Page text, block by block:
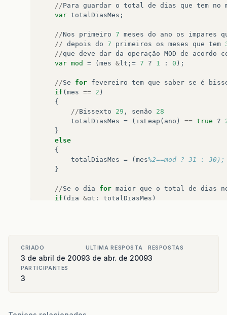
//Para guardar o total de dias que tem no
var totalDiasMes ;
//Nos primeiro 7 meses do ano os impares
// depois do 7 primeiros os meses que tem
//que deve dar da operação MOD de acordo
var mod = (mes &lt ;= 7 ? 1 : 0 );
//Se for fevereiro tem que saber se é
if (mes == 2 )
{
//Bissexto 29 , senão
28
totalDiasMes = ( isLeap ( ano ) == true ?
}
else
{
totalDiasMes = (mes%2==mod ? 31 : 30);
}
//Se o dia for maior que o total de dias
if (dia &gt ; totalDiasMes )
& gt; 12)
mes = 12 ;
else
dia
CRIADO
3 de abril de 2009
ULTIMA RESPOSTA
3 de abr. de 2009
RESPOSTAS
3
PARTICIPANTES
3